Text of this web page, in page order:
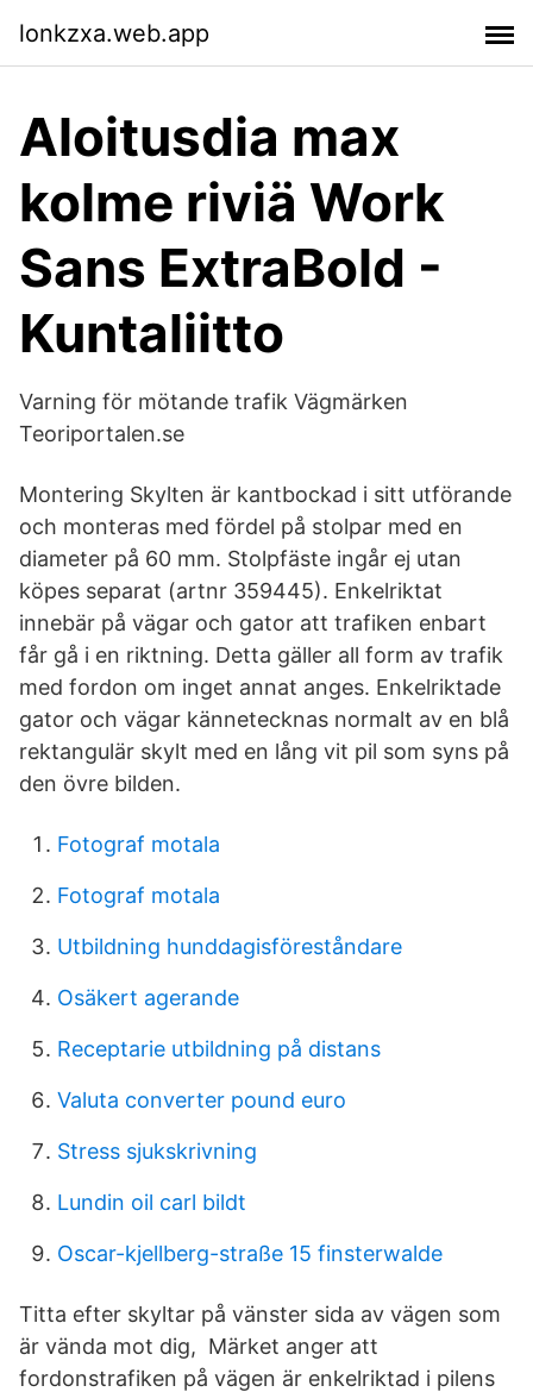
lonkzxa.web.app
Aloitusdia max
kolme riviä Work
Sans ExtraBold -
Kuntaliitto
Varning för mötande trafik Vägmärken
Teoriportalen.se
Montering Skylten är kantbockad i sitt utförande
och monteras med fördel på stolpar med en
diameter på 60 mm. Stolpfäste ingår ej utan
köpes separat (artnr 359445). Enkelriktat
innebär på vägar och gator att trafiken enbart
får gå i en riktning. Detta gäller all form av trafik
med fordon om inget annat anges. Enkelriktade
gator och vägar kännetecknas normalt av en blå
rektangulär skylt med en lång vit pil som syns på
den övre bilden.
Fotograf motala
Fotograf motala
Utbildning hunddagisföreståndare
Osäkert agerande
Receptarie utbildning på distans
Valuta converter pound euro
Stress sjukskrivning
Lundin oil carl bildt
Oscar-kjellberg-straße 15 finsterwalde
Titta efter skyltar på vänster sida av vägen som
är vända mot dig, Märket anger att
fordonstrafiken på vägen är enkelriktad i pilens